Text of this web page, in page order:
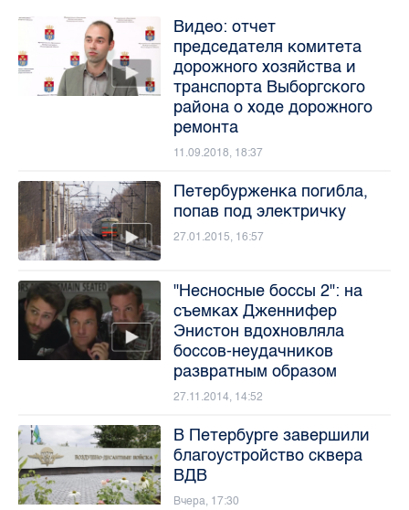
Видео: отчет
председателя комитета
дорожного хозяйства и
транспорта Выборгского
района о ходе дорожного
ремонта
11.09.2018, 18:37
Петербурженка погибла,
попав под электричку
27.01.2015, 16:57
"Несносные боссы 2": на
съемках Дженнифер
Энистон вдохновляла
боссов-неудачников
развратным образом
27.11.2014, 14:52
В Петербурге завершили
благоустройство сквера
ВДВ
Вчера, 17:30